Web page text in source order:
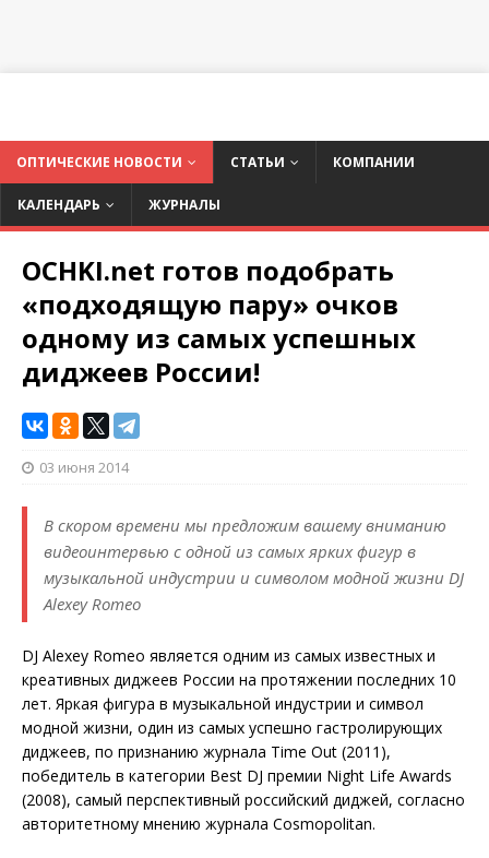
ОПТИЧЕСКИЕ НОВОСТИ СТАТЬИ КОМПАНИИ
КАЛЕНДАРЬ ЖУРНАЛЫ
OCHKI.net готов подобрать
«подходящую пару» очков
одному из самых успешных
диджеев России!
03 июня 2014
В скором времени мы предложим вашему вниманию
видеоинтервью с одной из самых ярких фигур в
музыкальной индустрии и символом модной жизни DJ
Alexey Romeo
DJ Alexey Romeo является одним из самых известных и
креативных диджеев России на протяжении последних 10
лет. Яркая фигура в музыкальной индустрии и символ
модной жизни, один из самых успешно гастролирующих
диджеев, по признанию журнала Time Out (2011),
победитель в категории Best DJ премии Night Life Awards
(2008), самый перспективный российский диджей, согласно
авторитетному мнению журнала Cosmopolitan.